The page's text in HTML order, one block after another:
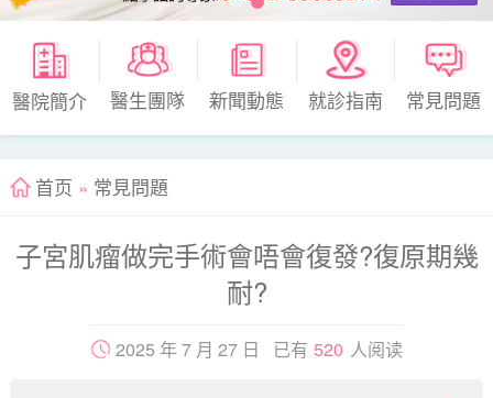
醫院簡介 醫生團隊 新聞動態 就診指南 常見問題
首页 » 常見問題
子宮肌瘤做完手術會唔會復發?復原期幾
耐?
2025 年 7 月 27 日 已有 520 人阅读